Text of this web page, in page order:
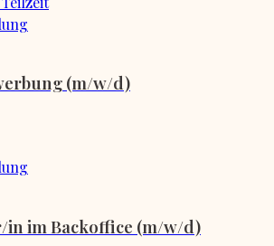
(m/w/d)
im Backoffice (m/w/d)